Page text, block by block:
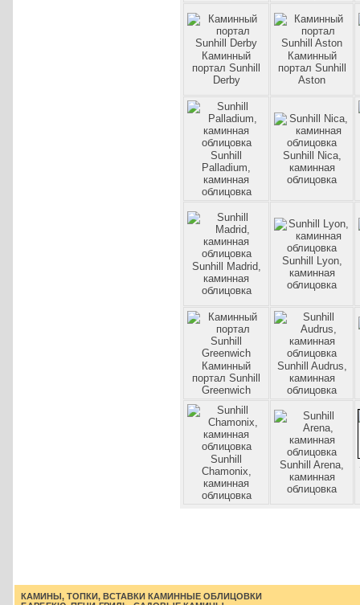
Каминный
портал Sunhill
Derby
Каминный
портал Sunhill
Aston
Sunhill
Palladium,
каминная
облицовка
Sunhill Nica,
каминная
облицовка
Sunhill Madrid,
каминная
облицовка
Sunhill Lyon,
каминная
облицовка
Каминный
портал Sunhill
Greenwich
Sunhill Audrus,
каминная
облицовка
Sunhill
Chamonix,
каминная
облицовка
Sunhill Arena,
каминная
облицовка
КАМИНЫ, ТОПКИ, ВСТАВКИ КАМИННЫЕ ОБЛИЦОВКИ